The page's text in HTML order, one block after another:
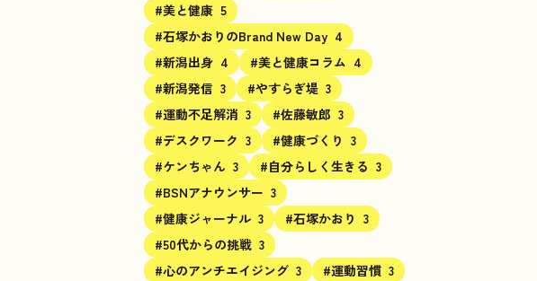
#美と健康 5
#石塚かおりのBrand New Day 4
#新潟出身 4 #美と健康コラム 4
#新潟発信 3 #やすらぎ堤 3
#運動不足解消 3 #佐藤敏郎 3
#デスクワーク 3 #健康づくり 3
#ケンちゃん 3 #自分らしく生きる 3
#BSNアナウンサー 3
#健康ジャーナル 3 #石塚かおり 3
#50代からの挑戦 3
#心のアンチエイジング 3 #運動習慣 3